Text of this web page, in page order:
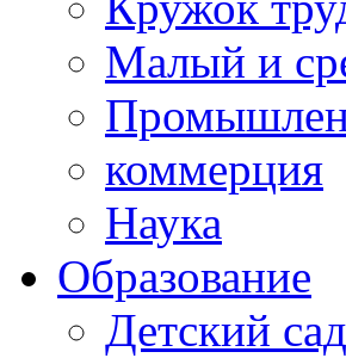
Малый и
коммерция
Наука
Образование
Детский сад